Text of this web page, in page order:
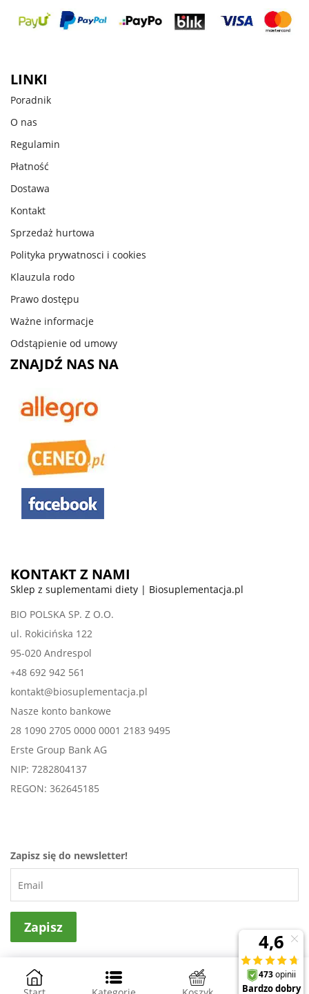
LINKI
Poradnik
O nas
Regulamin
Płatność
Dostawa
Kontakt
Sprzedaż hurtowa
Polityka prywatnosci i cookies
Klauzula rodo
Prawo dostępu
Ważne informacje
Odstąpienie od umowy
ZNAJDŹ NAS NA
KONTAKT Z NAMI
Sklep z suplementami diety | Biosuplementacja.pl
BIO POLSKA SP. Z O.O.
ul. Rokicińska 122
95-020 Andrespol
+48 692 942 561
kontakt@biosuplementacja.pl
Nasze konto bankowe
28 1090 2705 0000 0001 2183 9495
Erste Group Bank AG
NIP: 7282804137
REGON: 362645185
Zapisz się do newsletter!
Projekt i wykonanie NovaPoint - sklepy internetowe